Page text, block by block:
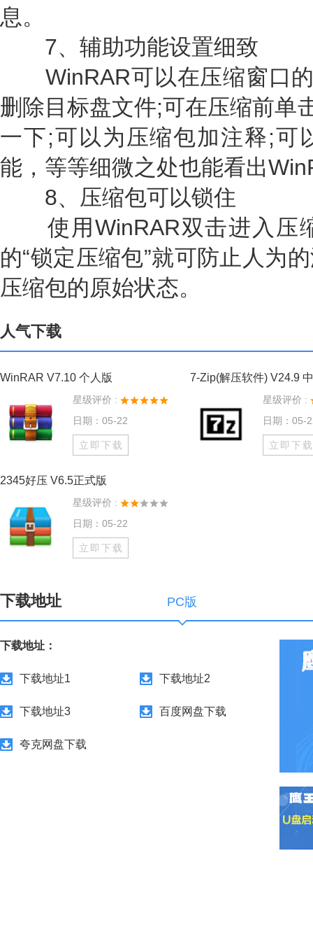
息。
7、辅助功能设置细致
WinRAR可以在压缩窗口的
删除目标盘文件;可在压缩前单
一下;可以为压缩包加注释;可
能，等等细微之处也能看出
8、压缩包可以锁住
使用WinRAR双击进入压
的“锁定压缩包”就可防止人为
压缩包的原始状态。
人气下载
WinRAR V7.10 个人版
星级评价 :
日期：05-22
立即下载
7-Zip(解压软件) V24.9
星级评价 :
日期：05-
立即下载
2345好压 V6.5正式版
星级评价 :
日期：05-22
立即下载
下载地址 PC版
下载地址：
下载地址1 下载地址2
下载地址3 百度网盘下载
夸克网盘下载